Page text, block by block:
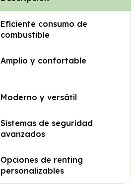
Eficiente consumo de
combustible
Amplio y confortable
Moderno y versátil
Sistemas de seguridad
avanzados
Opciones de renting
personalizables